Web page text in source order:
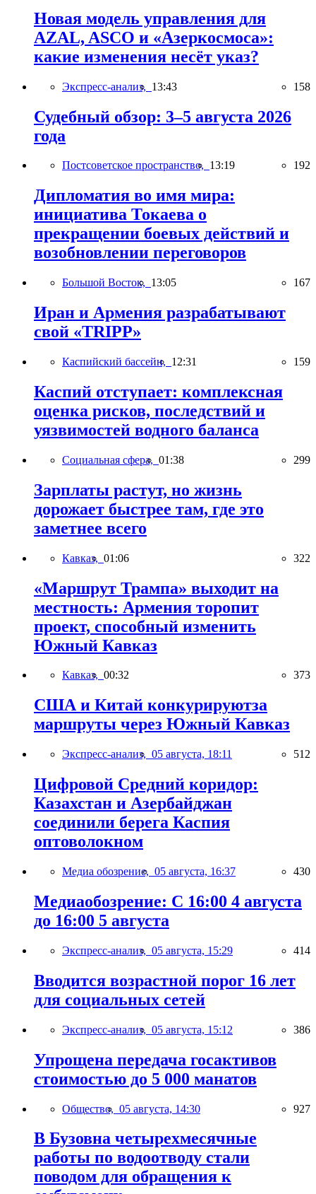
Новая модель управления для
AZAL, ASCO и «Азеркосмоса»:
какие изменения несёт указ?
Экспресс-анализ, 13:43 158
Судебный обзор: 3–5 августа 2026
года
Постсоветское пространство, 13:19 192
Дипломатия во имя мира:
инициатива Токаева о
прекращении боевых действий и
возобновлении переговоров
Большой Восток, 13:05 167
Иран и Армения разрабатывают
свой «TRIPP»
Каспийский бассейн, 12:31 159
Каспий отступает: комплексная
оценка рисков, последствий и
уязвимостей водного баланса
Социальная сфера, 01:38 299
Зарплаты растут, но жизнь
дорожает быстрее там, где это
заметнее всего
Кавказ, 01:06 322
«Маршрут Трампа» выходит на
местность: Армения торопит
проект, способный изменить
Южный Кавказ
Кавказ, 00:32 373
США и Китай конкурируютза
маршруты через Южный Кавказ
Экспресс-анализ, 05 августа, 18:11 512
Цифровой Средний коридор:
Казахстан и Азербайджан
соединили берега Каспия
оптоволокном
Медиа обозрение, 05 августа, 16:37 430
Медиаобозрение: С 16:00 4 августа
до 16:00 5 августа
Экспресс-анализ, 05 августа, 15:29 414
Вводится возрастной порог 16 лет
для социальных сетей
Экспресс-анализ, 05 августа, 15:12 386
Упрощена передача госактивов
стоимостью до 5 000 манатов
Общество, 05 августа, 14:30 927
В Бузовна четырехмесячные
работы по водоотводу стали
поводом для обращения к